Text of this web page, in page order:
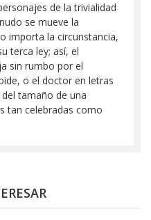
de la trivialidad
se mueve la
importa la circunstancia,
terca ley; así, el
sin rumbo por el
o el doctor en letras
tamaño de una
tan celebradas como